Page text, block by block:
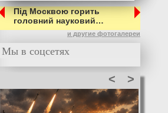
Під Москвою горить
головний науковий…
и другие фотогалереи
Мы в соцсетях
>
<